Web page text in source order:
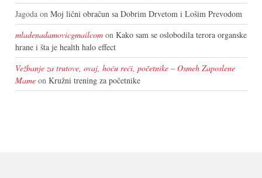
Jagoda on Moj lični obračun sa Dobrim Drvetom i Lošim Prevodom
mladenadamovicgmailcom on Kako sam se oslobodila terora organske
hrane i šta je health halo effect
Vežbanje za trutove, ovaj, hoću reći, početnike – Osmeh Zaposlene
Mame on Kružni trening za početnike